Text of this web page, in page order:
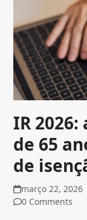
IR
de 65
de
março 22, 2026
0 Comments